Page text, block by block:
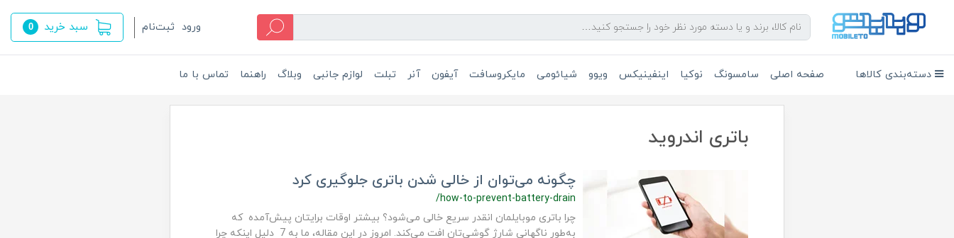
ورود ثبت‌نام سبد خرید 0
دسته‌بندی کالاها صفحه اصلی سامسونگ نوکیا اینفینیکس ویوو شیائومی مایکروسافت آیفون آنر تبلت لوازم جانبی وبلاگ راهنما تماس با ما
باتری اندروید
چگونه می‌توان از خالی شدن باتری جلوگیری کرد
/how-to-prevent-battery-drain
چرا باتری موبایلمان انقدر سریع خالی می‌شود؟ بیشتر اوقات برایتان پیش‌آمده که
به‌طور ناگهانی شارژ گوشی‌تان افت می‌کند. امروز در این مقاله، ما به 7 دلیل اینکه چرا